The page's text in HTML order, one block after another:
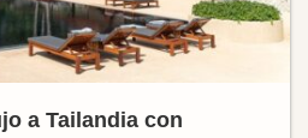
a Tailandia con